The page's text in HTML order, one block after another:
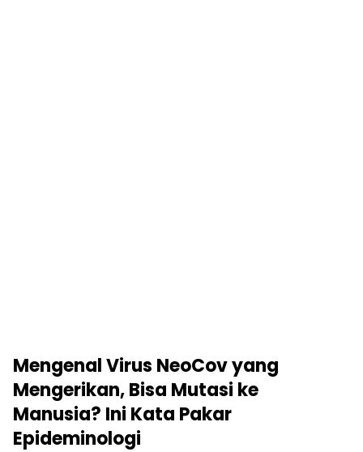
Mengenal Virus NeoCov yang
Mengerikan, Bisa Mutasi ke
Manusia? Ini Kata Pakar
Epideminologi